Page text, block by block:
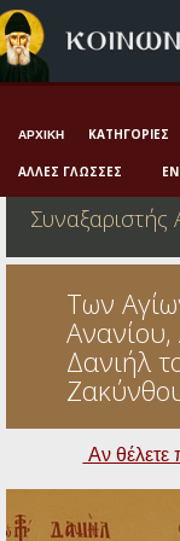
Αρχική
Πνευματική ζωή
Λατρεία και
Πατερικό
Αγιολόγιο –
Γέροντες
Η πίστη στην
Ορθόδοξο
Σκέψεις-
ΑΡΧΙΚΉ ΚΑΤΗΓΟΡΊΕΣ
ΆΛΛΕΣ ΓΛΏΣΣΕΣ
Συναξαριστής
Των
Ανανίου,
Δανιήλ
Αν θέλετε